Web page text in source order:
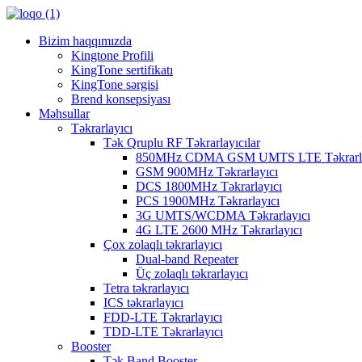
Bizim haqqımızda
Kingtone Profili
KingTone sertifikatı
KingTone sərgisi
Brend konsepsiyası
Məhsullar
Təkrarlayıcı
Tək Qruplu RF Təkrarlayıcılar
850MHz CDMA GSM UMTS LTE
GSM 900MHz Təkrarlayıcı
DCS 1800MHz Təkrarlayıcı
PCS 1900MHz Təkrarlayıcı
3G UMTS/WCDMA Təkrarlayıcı
4G LTE 2600 MHz Təkrarlayıcı
Çox zolaqlı təkrarlayıcı
Dual-band Repeater
Üç zolaqlı təkrarlayıcı
Tetra təkrarlayıcı
ICS təkrarlayıcı
FDD-LTE Təkrarlayıcı
TDD-LTE Təkrarlayıcı
Booster